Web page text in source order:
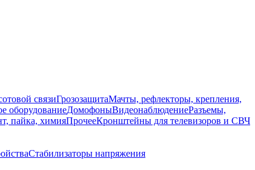
связиГрозозащитаМачты, рефлекторы, крепления,
оборудованиеДомофоныВидеонаблюдениеРазъемы,
пайка, химияПрочееКронштейны для телевизоров и СВЧ
Стабилизаторы напряжения